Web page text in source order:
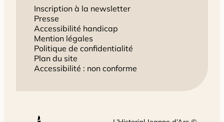
Inscription à la newsletter
Presse
Accessibilité handicap
Mention légales
Politique de confidentialité
Plan du site
Accessibilité : non conforme